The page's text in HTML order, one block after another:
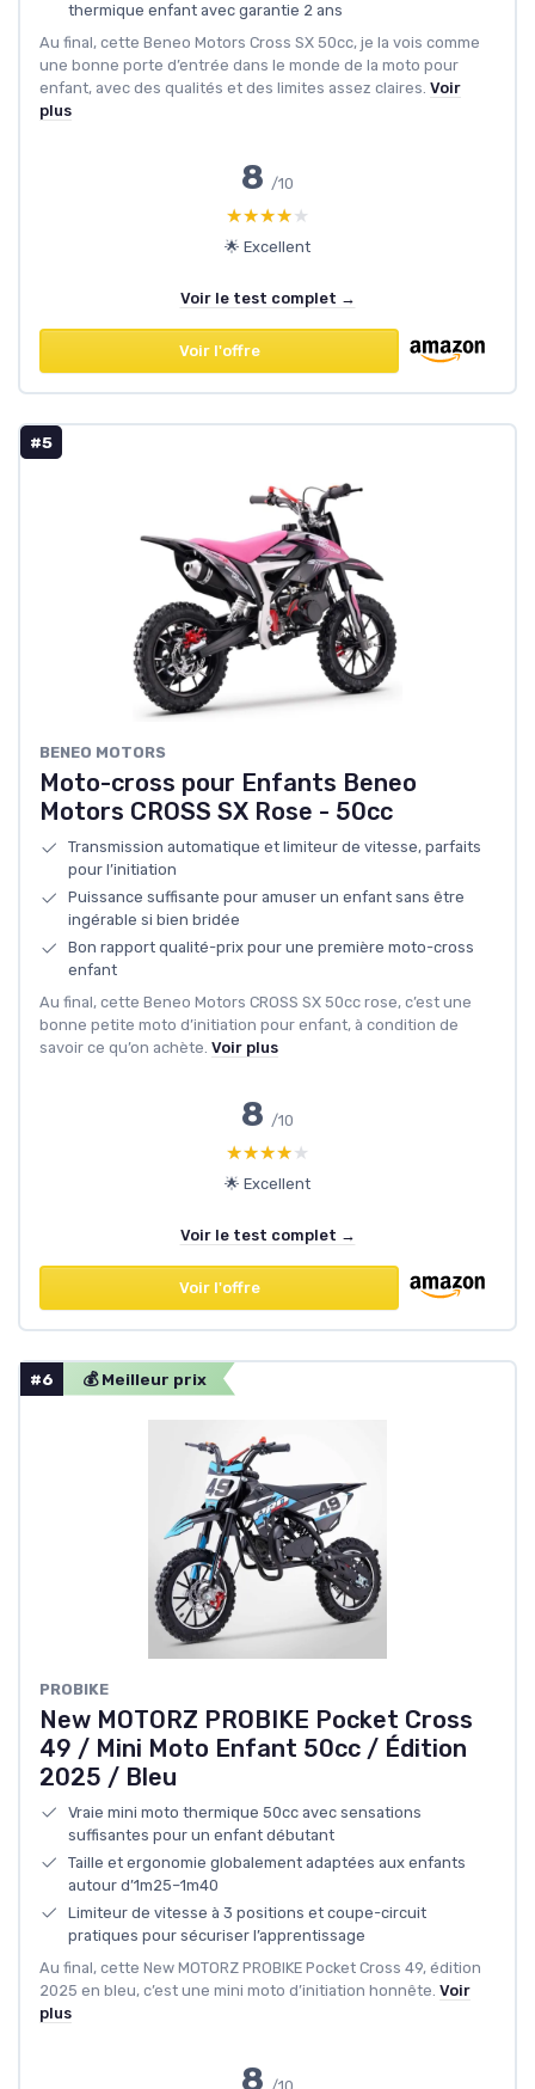
thermique enfant avec garantie 2 ans
Au final, cette Beneo Motors Cross SX 50cc, je la vois comme
une bonne porte d’entrée dans le monde de la moto pour
enfant, avec des qualités et des limites assez claires. Voir
plus
8 /10
★★★★★
★★★★★
🌟 Excellent
Voir le test complet →
Voir l'offre
#5
‎BENEO MOTORS
Moto-cross pour Enfants Beneo
Motors CROSS SX Rose - 50cc
Transmission automatique et limiteur de vitesse, parfaits
pour l’initiation
Puissance suffisante pour amuser un enfant sans être
ingérable si bien bridée
Bon rapport qualité-prix pour une première moto-cross
enfant
Au final, cette Beneo Motors CROSS SX 50cc rose, c’est une
bonne petite moto d’initiation pour enfant, à condition de
savoir ce qu’on achète. Voir plus
8 /10
★★★★★
★★★★★
🌟 Excellent
Voir le test complet →
Voir l'offre
#6 💰 Meilleur prix
PROBIKE
New MOTORZ PROBIKE Pocket Cross
49 / Mini Moto Enfant 50cc / Édition
2025 / Bleu
Vraie mini moto thermique 50cc avec sensations
suffisantes pour un enfant débutant
Taille et ergonomie globalement adaptées aux enfants
autour d’1m25–1m40
Limiteur de vitesse à 3 positions et coupe-circuit
pratiques pour sécuriser l’apprentissage
Au final, cette New MOTORZ PROBIKE Pocket Cross 49, édition
2025 en bleu, c’est une mini moto d’initiation honnête. Voir
plus
8